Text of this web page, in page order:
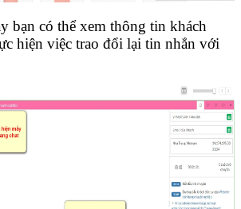
bạn có thể xem thông tin khách
hiện việc trao đổi lại tin nhắn với